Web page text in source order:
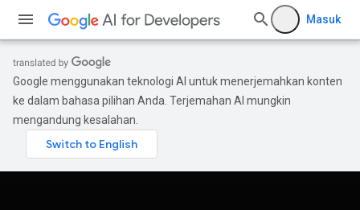
Masuk
Google menggunakan teknologi AI untuk menerjemahkan konten
ke dalam bahasa pilihan Anda. Terjemahan AI mungkin
mengandung kesalahan.